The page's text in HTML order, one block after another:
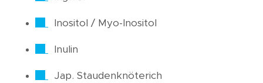
Inositol / Myo-Inositol
Inulin
Jap. Staudenknöterich